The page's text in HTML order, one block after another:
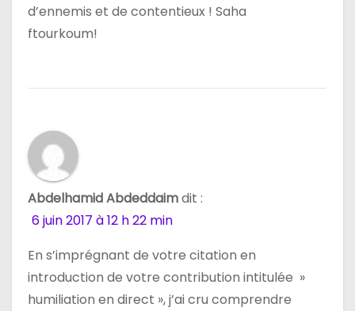
c
e
d’ennemis et de contentieux ! Saha
ftourkoum!
Abdelhamid Abdeddaimdit :
6 juin 2017 à 12 h 22 min
En s’imprégnant de votre citation en
introduction de votre contribution intitulée »
humiliation en direct », j’ai cru comprendre